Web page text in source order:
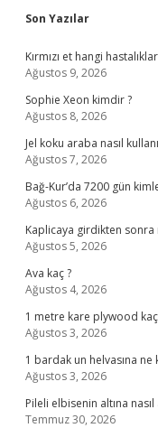
Sidebar
Son Yazılar
Kırmızı et hangi
Ağustos 9, 2026
Sophie Xeon kimdir ?
Ağustos 8, 2026
Jel koku araba nasıl
Ağustos 7, 2026
Bağ-Kur’da 7200 gün
Ağustos 6, 2026
Kaplicaya girdikten sonra
Ağustos 5, 2026
Ava kaç ?
Ağustos 4, 2026
1 metre kare plywood kaç
Ağustos 3, 2026
1 bardak un helvasına
Ağustos 3, 2026
Pileli elbisenin altına
Temmuz 30, 2026